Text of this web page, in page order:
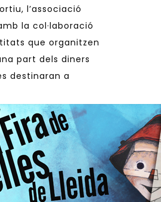
l’associació
la col·laboració
que organitzen
part dels diners
destinaran a